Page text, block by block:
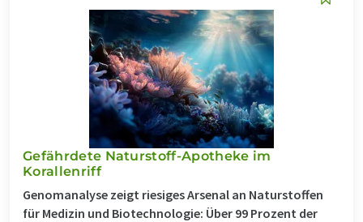
Gefährdete Naturstoff-Apotheke im
Korallenriff
Genomanalyse zeigt riesiges Arsenal an Naturstoffen
für Medizin und Biotechnologie: Über 99 Prozent der